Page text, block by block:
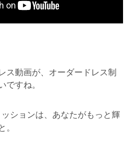
ス動画が、オーダードレス制
ですね。
ションは、あなたがもっと輝
。